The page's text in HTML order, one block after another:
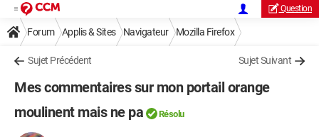
Question
Forum Applis & Sites Navigateur Mozilla Firefox
Sujet Précédent Sujet Suivant
Mes commentaires sur mon portail orange
moulinent mais ne pa
Résolu